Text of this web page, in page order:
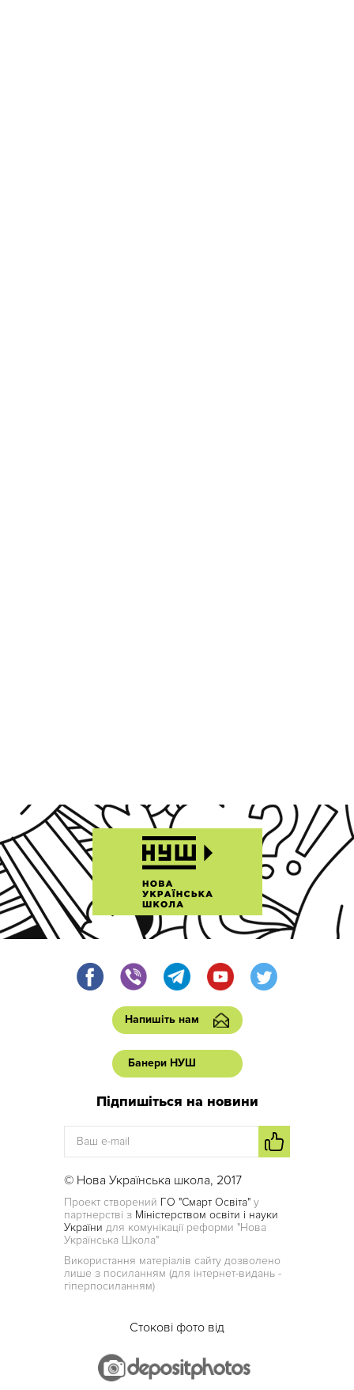
Напишіть нам
Банери НУШ
Підпишіться на новини
© Нова Українська школа, 2017
Проект створений ГО "Смарт Освіта" у
партнерстві з Міністерством освіти і науки
України для комунікації реформи "Нова
Українська Школа"
Використання матеріалів сайту дозволено
лише з посиланням (для інтернет-видань -
гіперпосиланням)
Стокові фото від